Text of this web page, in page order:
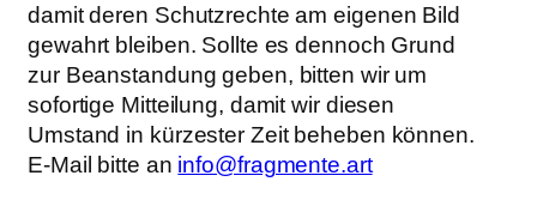
damit deren Schutzrechte am eigenen Bild
gewahrt bleiben. Sollte es dennoch Grund
zur Beanstandung geben, bitten wir um
sofortige Mitteilung, damit wir diesen
Umstand in kürzester Zeit beheben können.
E-Mail bitte an info@fragmente.art